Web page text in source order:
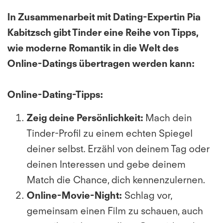
In Zusammenarbeit mit Dating-Expertin Pia
Kabitzsch gibt Tinder eine Reihe von Tipps,
wie moderne Romantik in die Welt des
Online-Datings übertragen werden kann:
Online-Dating-Tipps:
Zeig deine Persönlichkeit: Mach dein
Tinder-Profil zu einem echten Spiegel
deiner selbst. Erzähl von deinem Tag oder
deinen Interessen und gebe deinem
Match die Chance, dich kennenzulernen.
Online-Movie-Night: Schlag vor,
gemeinsam einen Film zu schauen, auch